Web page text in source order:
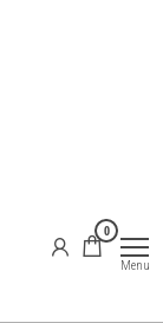
0
Menu